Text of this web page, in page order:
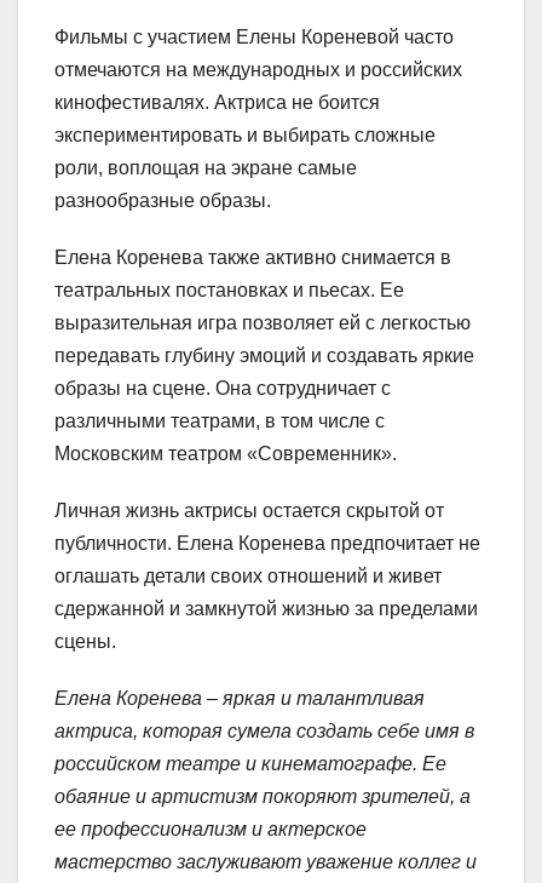
Фильмы с участием Елены Кореневой часто
отмечаются на международных и российских
кинофестивалях. Актриса не боится
экспериментировать и выбирать сложные
роли, воплощая на экране самые
разнообразные образы.
Елена Коренева также активно снимается в
театральных постановках и пьесах. Ее
выразительная игра позволяет ей с легкостью
передавать глубину эмоций и создавать яркие
образы на сцене. Она сотрудничает с
различными театрами, в том числе с
Московским театром «Современник».
Личная жизнь актрисы остается скрытой от
публичности. Елена Коренева предпочитает не
оглашать детали своих отношений и живет
сдержанной и замкнутой жизнью за пределами
сцены.
Елена Коренева – яркая и талантливая
актриса, которая сумела создать себе имя в
российском театре и кинематографе. Ее
обаяние и артистизм покоряют зрителей, а
ее профессионализм и актерское
мастерство заслуживают уважение коллег и